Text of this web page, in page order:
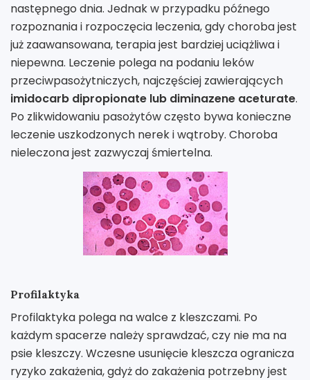
następnego dnia. Jednak w przypadku późnego
rozpoznania i rozpoczęcia leczenia, gdy choroba jest
już zaawansowana, terapia jest bardziej uciążliwa i
niepewna. Leczenie polega na podaniu leków
przeciwpasożytniczych, najczęściej zawierających
imidocarb dipropionate lub diminazene aceturate.
Po zlikwidowaniu pasożytów często bywa konieczne
leczenie uszkodzonych nerek i wątroby. Choroba
nieleczona jest zazwyczaj śmiertelna.
Profilaktyka
Profilaktyka polega na walce z kleszczami. Po
każdym spacerze należy sprawdzać, czy nie ma na
psie kleszczy. Wczesne usunięcie kleszcza ogranicza
ryzyko zakażenia, gdyż do zakażenia potrzebny jest